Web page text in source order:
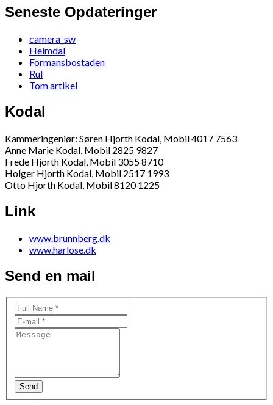
Seneste Opdateringer
camera_sw
Heimdal
Formansbostaden
Rul
Tom artikel
Kodal
Kammeringeniør: Søren Hjorth Kodal, Mobil 4017 7563
Anne Marie Kodal, Mobil 2825 9827
Frede Hjorth Kodal, Mobil 3055 8710
Holger Hjorth Kodal, Mobil 2517 1993
Otto Hjorth Kodal, Mobil 8120 1225
Link
www.brunnberg.dk
www.harlose.dk
Send en mail
Send